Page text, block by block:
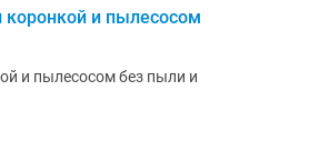
и пылесосом
и пылесосом без пыли и